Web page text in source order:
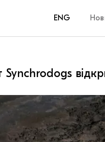
ENG
Synchrodogs